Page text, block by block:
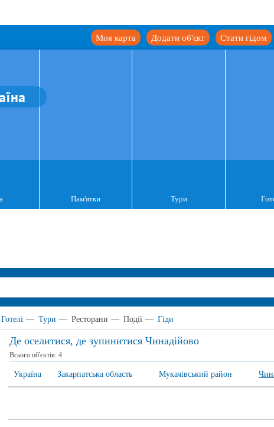
Стати гідом
Додати об'єкт
Моя карта
Пам'ятки Тури
Готелі — Тури — Ресторани — Події — Гіди
Де оселитися, де зупинитися Чинадійово
Всього об'єктів: 4
Україна Закарпатська область Мукачівський район